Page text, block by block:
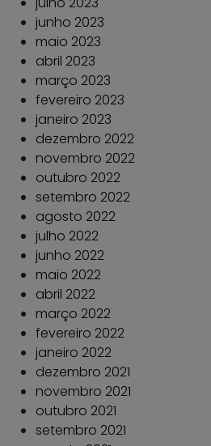
junho 2023
maio 2023
abril 2023
março 2023
fevereiro 2023
janeiro 2023
dezembro 2022
novembro 2022
outubro 2022
setembro 2022
agosto 2022
julho 2022
junho 2022
maio 2022
abril 2022
março 2022
fevereiro 2022
janeiro 2022
dezembro 2021
novembro 2021
outubro 2021
setembro 2021